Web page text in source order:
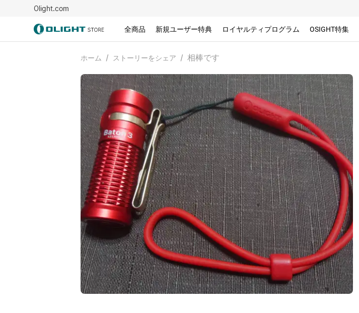
Olight.com
全商品 新規ユーザー特典 ロイヤルティプログラム OSIGHT特集
ホーム / ストーリーをシェア / 相棒です